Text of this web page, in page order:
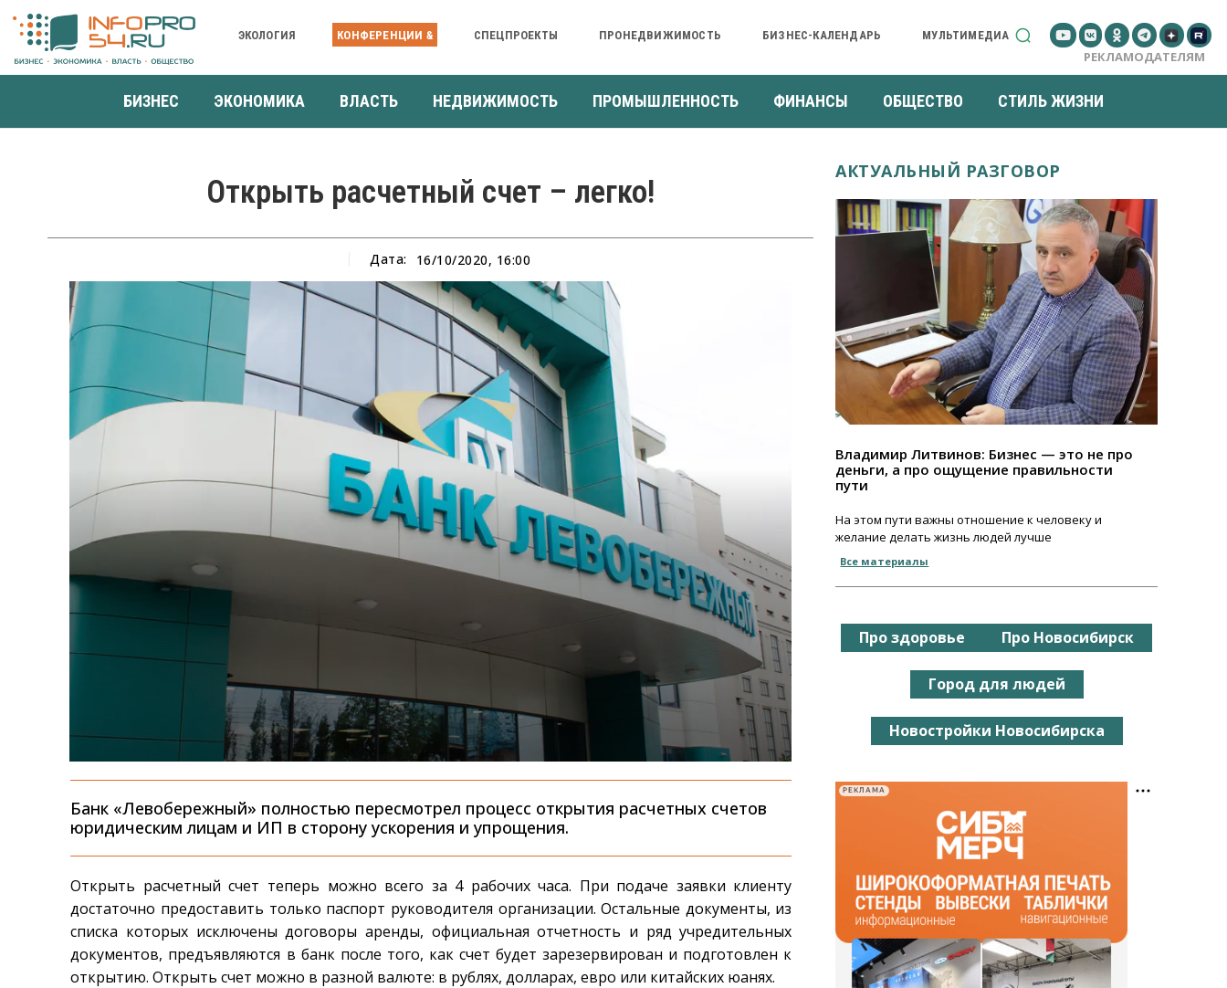
ЭКОЛОГИЯ КОНФЕРЕНЦИИ & СПЕЦПРОЕКТЫ ПРОНЕДВИЖИМОСТЬ БИЗНЕС-КАЛЕНДАРЬ МУЛЬТИМЕДИА
РЕКЛАМОДАТЕЛЯМ
БИЗНЕС ЭКОНОМИКА ВЛАСТЬ НЕДВИЖИМОСТЬ ПРОМЫШЛЕННОСТЬ ФИНАНСЫ ОБЩЕСТВО СТИЛЬ ЖИЗНИ
Открыть расчетный счет – легко!
Дата: 16/10/2020, 16:00
Банк «Левобережный» полностью пересмотрел процесс открытия расчетных счетов
юридическим лицам и ИП в сторону ускорения и упрощения.
Открыть расчетный счет теперь можно всего за 4 рабочих часа. При подаче заявки клиенту
достаточно предоставить только паспорт руководителя организации. Остальные документы, из
списка которых исключены договоры аренды, официальная отчетность и ряд учредительных
документов, предъявляются в банк после того, как счет будет зарезервирован и подготовлен к
открытию. Открыть счет можно в разной валюте: в рублях, долларах, евро или китайских юанях.
АКТУАЛЬНЫЙ РАЗГОВОР
Владимир Литвинов: Бизнес — это не про
деньги, а про ощущение правильности
пути
На этом пути важны отношение к человеку и
желание делать жизнь людей лучше
Все материалы
Про здоровье Про Новосибирск
Город для людей
Новостройки Новосибирска
РЕКЛАМА